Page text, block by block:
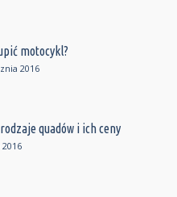
motocykl?
2016
quadów i ich ceny